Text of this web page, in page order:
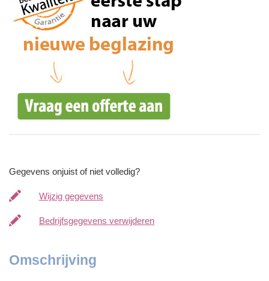
Gegevens onjuist of niet volledig?
Wijzig gegevens
Bedrijfsgegevens verwijderen
Omschrijving